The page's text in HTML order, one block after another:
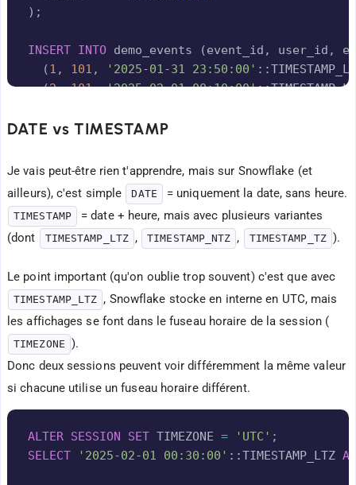
) ;
INSERT INTO demo_events (event_id , user_id ,
(1 , 101 , '2025-01-31 23:50:00'
(2, 101, '2025-02-01 00:10:00'
( 4, 102, '2025-02-03 09:00:00'
103 '2025-03-15 18:20:00'
DATE vs TIMESTAMP
Je vais peut-être rien t'apprendre, mais sur Snowflake (et
ailleurs), c'est simple
DATE = uniquement la date, sans heure.
TIMESTAMP
= date + heure, mais avec plusieurs variantes
(dont
TIMESTAMP_LTZ , TIMESTAMP_NTZ , TIMESTAMP_TZ ).
Le point important (qu'on oublie trop souvent) c'est que avec
TIMESTAMP_LTZ , Snowflake stocke en interne en UTC, mais
les affichages se font dans le fuseau horaire de la session (
TIMEZONE ).
Donc deux sessions peuvent voir différemment la même valeur
si chacune utilise un fuseau horaire différent.
ALTER SESSION SET TIMEZONE = 'UTC' ;
SELECT
'2025-02-01 00:30:00' ::TIMESTAMP_LTZ